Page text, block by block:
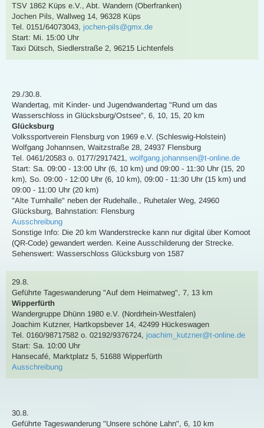
TSV 1862 Küps e.V., Abt. Wandern (Oberfranken)
Jochen Pils, Wallweg 14, 96328 Küps
Tel. 0151/64073043, jochen-pils@gmx.de
Start: Mi. 15:00 Uhr
Taxi Dütsch, Siedlerstraße 2, 96215 Lichtenfels
29./30.8.
Wandertag, mit Kinder- und Jugendwandertag "Rund um das
Wasserschloss in Glücksburg/Ostsee", 6, 10, 15, 20 km
Glücksburg
Volkssportverein Flensburg von 1969 e.V. (Schleswig-Holstein)
Wolfgang Johannsen, Waitzstraße 28, 24937 Flensburg
Tel. 0461/20583 o. 0177/2917421 , wolfgang.johannsen@t-online.de
Start: Sa. 09:00 - 13:00 Uhr (6, 10 km) und 09:00 - 11:30 Uhr (15, 20
km), So. 09:00 - 12:00 Uhr (6, 10 km), 09:00 - 11:30 Uhr (15 km) und
09:00 - 11:00 Uhr (20 km)
"Alte Turnhalle" neben der Rudehalle., Ruhetaler Weg, 24960
Glücksburg, Bahnstation: Flensburg
Ausschreibung
Sonstige Info: Die 20 km Wanderstrecke kann nur digital über Komoot
(QR-Code) gewandert werden. Keine Ausschilderung der Strecke.
Sehenswert: Wasserschloss Glücksburg von 1587
29.8.
Geführte Tageswanderung "Auf dem Heimatweg", 7, 13 km
Wipperfürth
Wandergruppe Dhünn 1980 e.V. (Nordrhein-Westfalen)
Joachim Kutzner, Hartkopsbever 14, 42499 Hückeswagen
Tel. 0160/98717582 o. 02192/9376724, joachim_kutzner@t-online.de
Start: Sa. 10:00 Uhr
Hansecafé, Marktplatz 5, 51688 Wipperfürth
Ausschreibung
30.8.
Geführte Tageswanderung "Unsere schöne Lahn", 6, 10 km